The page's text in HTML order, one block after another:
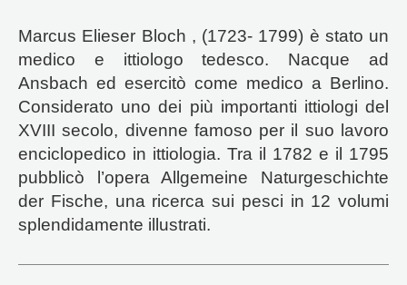
Marcus Elieser Bloch , (1723- 1799) è stato un
medico e ittiologo tedesco. Nacque ad
Ansbach ed esercitò come medico a Berlino.
Considerato uno dei più importanti ittiologi del
XVIII secolo, divenne famoso per il suo lavoro
enciclopedico in ittiologia. Tra il 1782 e il 1795
pubblicò l’opera Allgemeine Naturgeschichte
der Fische, una ricerca sui pesci in 12 volumi
splendidamente illustrati.